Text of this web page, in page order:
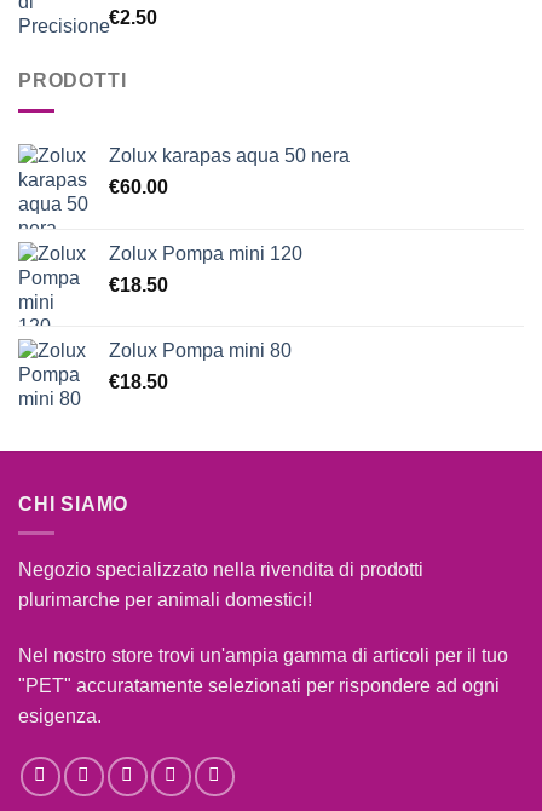
Valutato
5.00
€2.50
PRODOTTI
Zolux karapas aqua 50 nera
€60.00
Zolux Pompa mini 120
€18.50
Zolux Pompa mini 80
€18.50
CHI SIAMO
Negozio specializzato nella rivendita di prodotti
plurimarche per animali domestici!
Nel nostro store trovi un'ampia gamma di articoli per il tuo
"PET" accuratamente selezionati per rispondere ad ogni
esigenza.